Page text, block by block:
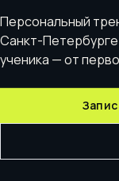
Персональный
Санкт-
ученика — от